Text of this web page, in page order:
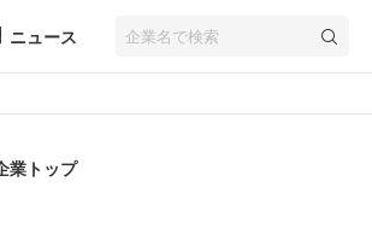
ニュース
業トップ